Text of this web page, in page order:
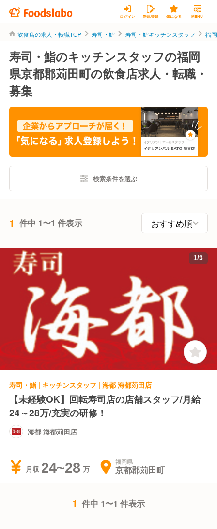
ログイン 新規登録 気になる MENU
飲食店の求人・転職TOP 寿司・鮨 寿司・鮨キッチンスタッフ 福
寿司・鮨のキッチンスタッフの福岡
県京都郡苅田町の飲食店求人・転職・
募集
検索条件を選ぶ
1 件中 1〜1 件表示
1/3
寿司・鮨 | キッチンスタッフ | 海都 海都苅田店
【未経験OK】回転寿司店の店舗スタッフ/月給
24～28万/充実の研修！
海都 海都苅田店
月収 24~28 福岡県
京都郡苅田町
1 件中 1〜1 件表示